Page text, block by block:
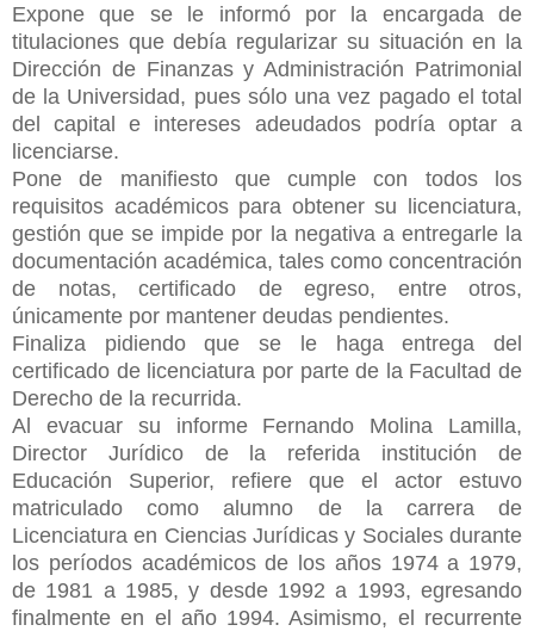
Expone que se le informó por la encargada de
titulaciones que debía regularizar su situación en la
Dirección de Finanzas y Administración Patrimonial
de la Universidad, pues sólo una vez pagado el total
del capital e intereses adeudados podría optar a
licenciarse.
Pone de manifiesto que cumple con todos los
requisitos académicos para obtener su licenciatura,
gestión que se impide por la negativa a entregarle la
documentación académica, tales como concentración
de notas, certificado de egreso, entre otros,
únicamente por mantener deudas pendientes.
Finaliza pidiendo que se le haga entrega del
certificado de licenciatura por parte de la Facultad de
Derecho de la recurrida.
Al evacuar su informe Fernando Molina Lamilla,
Director Jurídico de la referida institución de
Educación Superior, refiere que el actor estuvo
matriculado como alumno de la carrera de
Licenciatura en Ciencias Jurídicas y Sociales durante
los períodos académicos de los años 1974 a 1979,
de 1981 a 1985, y desde 1992 a 1993, egresando
finalmente en el año 1994. Asimismo, el recurrente